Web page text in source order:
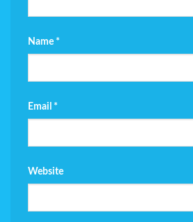
Name *
Email *
Website